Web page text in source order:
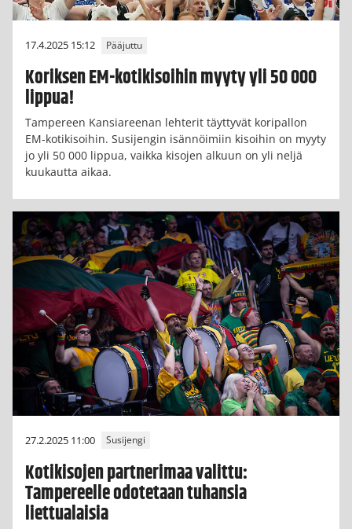
17.4.2025 15:12 Pääjuttu
Koriksen EM-kotikisoihin myyty yli 50 000
lippua!
Tampereen Kansiareenan lehterit täyttyvät koripallon
EM-kotikisoihin. Susijengin isännöimiin kisoihin on myyty
jo yli 50 000 lippua, vaikka kisojen alkuun on yli neljä
kuukautta aikaa.
27.2.2025 11:00 Susijengi
Kotikisojen partnerimaa valittu:
Tampereelle odotetaan tuhansia
liettualaisia